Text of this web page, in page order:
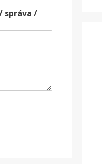
správa /